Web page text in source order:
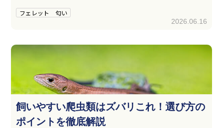
フェレット 匂い
2026.06.16
飼いやすい爬虫類はズバリこれ！選び方の
ポイントを徹底解説